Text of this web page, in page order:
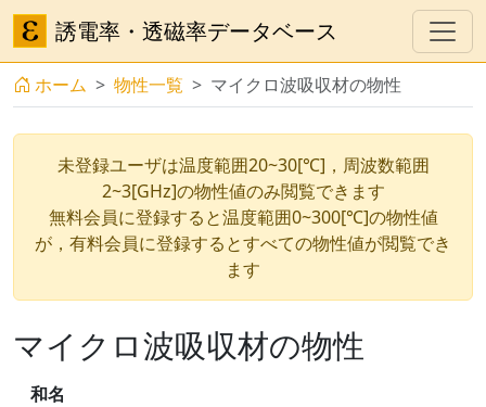
誘電率・透磁率データベース
ホーム 物性一覧 マイクロ波吸収材の物性
未登録ユーザは温度範囲20~30[℃]，周波数範囲
2~3[GHz]の物性値のみ閲覧できます
無料会員に登録すると温度範囲0~300[℃]の物性値
が，有料会員に登録するとすべての物性値が閲覧でき
ます
マイクロ波吸収材の物性
和名